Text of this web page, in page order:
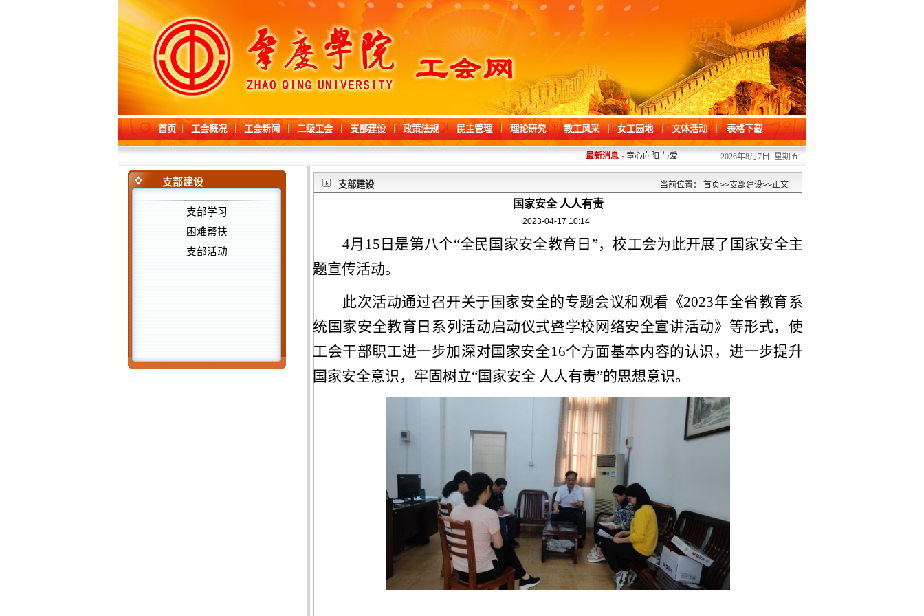
首页 工会概况 工会新闻 二级工会 支部建设 政策法规 民主管理 理论研究 教工风采 女工园地 文体活动 表格下载
最新消息 · 童心向阳 与爱同行 ——我校开展“六一”儿童节关爱活动
2026年8月7日 星期五
支部建设
支部学习
困难帮扶
支部活动
支部建设 当前位置： 首页>>支部建设>>正文
国家安全 人人有责
2023-04-17 10:14
4月15日是第八个“全民国家安全教育日”，校工会为此开展了国家安全主
题宣传活动。
此次活动通过召开关于国家安全的专题会议和观看《2023年全省教育系
统国家安全教育日系列活动启动仪式暨学校网络安全宣讲活动》等形式， 使
工会干部职工进一步加深对国家安全16个方面基本内容的认识，进一步提升
国家安全意识，牢固树立“国家安全 人人有责”的思想意识。